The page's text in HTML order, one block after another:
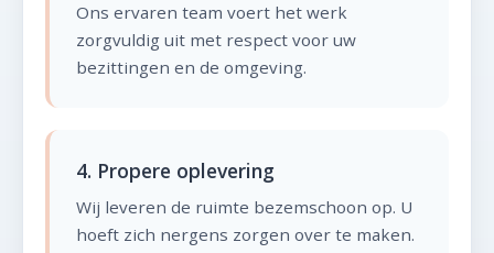
Ons ervaren team voert het werk
zorgvuldig uit met respect voor uw
bezittingen en de omgeving.
4. Propere oplevering
Wij leveren de ruimte bezemschoon op. U
hoeft zich nergens zorgen over te maken.